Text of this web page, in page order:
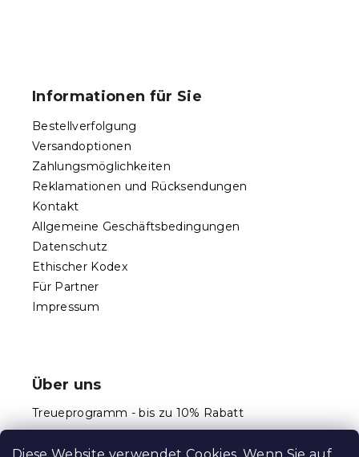
l
e
e
Informationen für Sie
Bestellverfolgung
Versandoptionen
Zahlungsmöglichkeiten
Reklamationen und Rücksendungen
Kontakt
Allgemeine Geschäftsbedingungen
Datenschutz
Ethischer Kodex
Für Partner
Impressum
Über uns
Treueprogramm - bis zu 10% Rabatt